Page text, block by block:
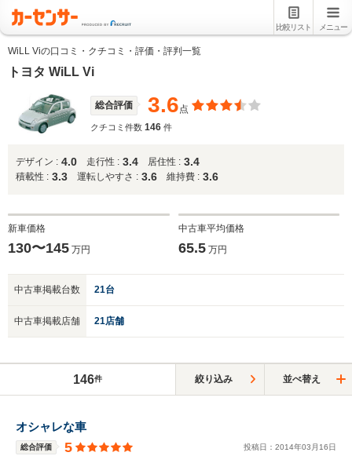
比較リスト メニュー
WiLL Viの口コミ・クチコミ・評価・評判一覧
トヨタ WiLL Vi
総合評価 3.6点
クチコミ件数 146 件
デザイン : 4.0 走行性 : 3.4 居住性 : 3.4
積載性 : 3.3 運転しやすさ : 3.6 維持費 : 3.6
新車価格
130〜145 万円
中古車平均価格
65.5万円
中古車掲載台数 21台
中古車掲載店舗 21店舗
146件 絞り込み 並べ替え
オシャレな車
総合評価 5 投稿日： 2014年03 月 16日